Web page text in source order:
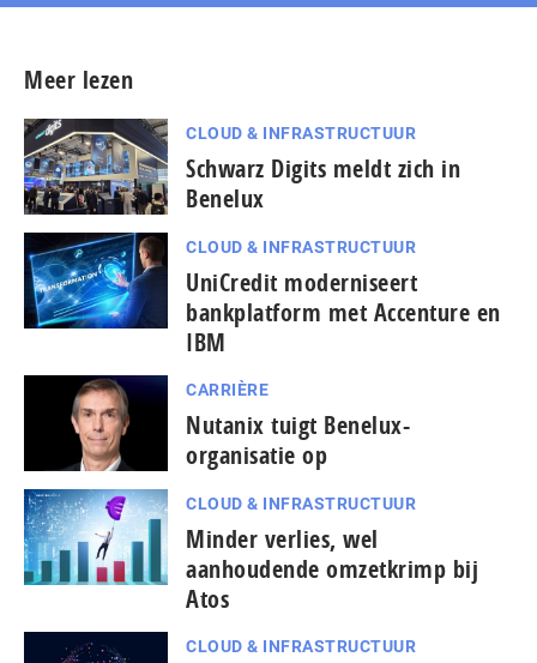
Meer lezen
CLOUD & INFRASTRUCTUUR
Schwarz Digits meldt zich in
Benelux
CLOUD & INFRASTRUCTUUR
UniCredit moderniseert
bankplatform met Accenture en
IBM
CARRIÈRE
Nutanix tuigt Benelux-
organisatie op
CLOUD & INFRASTRUCTUUR
Minder verlies, wel
aanhoudende omzetkrimp bij
Atos
CLOUD & INFRASTRUCTUUR